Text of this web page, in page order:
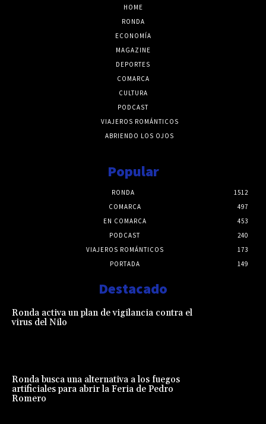
HOME
RONDA
ECONOMÍA
MAGAZINE
DEPORTES
COMARCA
CULTURA
PODCAST
VIAJEROS ROMÁNTICOS
ABRIENDO LOS OJOS
Popular
RONDA
1512
COMARCA
497
EN COMARCA
453
PODCAST
240
VIAJEROS ROMÁNTICOS
173
PORTADA
149
Destacado
Ronda activa un plan de vigilancia contra el
virus del Nilo
Ronda busca una alternativa a los fuegos
artificiales para abrir la Feria de Pedro
Romero